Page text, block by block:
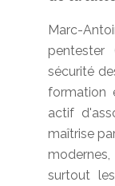
Marc-
pentester
sécurité
formation
actif
maîtrise
surtout